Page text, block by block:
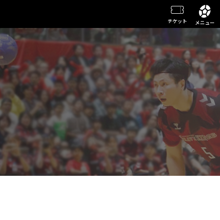
チケット メニュー